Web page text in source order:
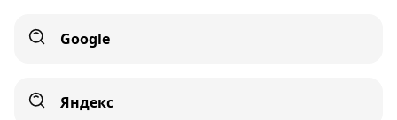
Google
Яндекс